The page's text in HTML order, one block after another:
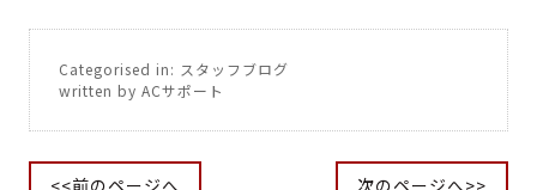
Categorised in: スタッフブログ
written by ACサポート